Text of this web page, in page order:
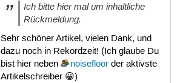
Ich bitte hier mal um inhaltliche
Rückmeldung.
Sehr schöner Artikel, vielen Dank, und
dazu noch in Rekordzeit! (Ich glaube Du
bist hier neben
noisefloorder aktivste
Artikelschreiber 😀)